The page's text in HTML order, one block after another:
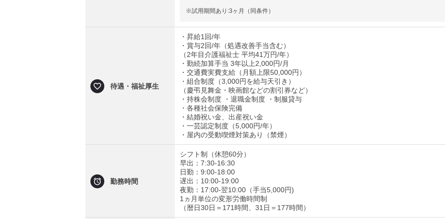
※試用期間あり:3ヶ月（同条件）
待遇・福祉厚生
・昇給1回/年
・賞与2回/年（処遇改善手当含む）
（2年目介護福祉士 平均41万円/年）
・勤続加算手当 3年以上2,000円/月
・交通費実費支給（月額上限50,000円）
・組合制度（3,000円を給与天引き）
（慶弔見舞金・映画館などの割引券など）
・持株会制度 ・退職金制度 ・制服貸与
・各種社会保険完備
・結婚祝い金、出産祝い金
・一芸認定制度（5,000円/年）
・屋内の受動喫煙対策あり（禁煙）
勤務時間
シフト制（休憩60分）
早出：7:30-16:30
日勤：9:00-18:00
遅出：10:00-19:00
夜勤：17:00-翌10:00（手当5,000円)
1ヵ月単位の変形労働時間制
（暦日30日＝171時間、31日＝177時間）